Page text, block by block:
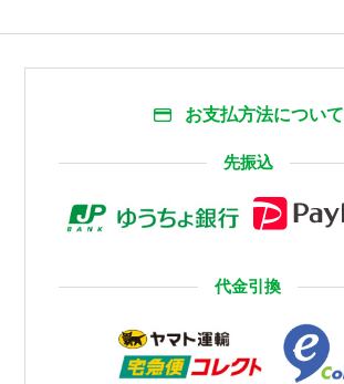
お支払方法について
先振込
代金引換